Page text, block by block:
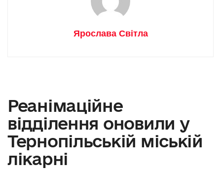
Ярослава Світла
Реанімаційне
відділення оновили у
Тернопільській міській
лікарні